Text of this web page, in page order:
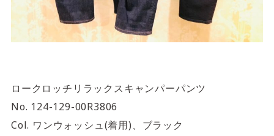
ロークロッチリラックスキャンパーパンツ
No. 124-129-00R3806
Col. ワンウォッシュ(着用)、ブラック